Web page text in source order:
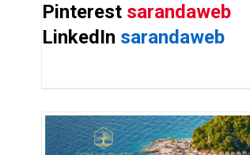
Pinterest sarandaweb
LinkedIn sarandaweb